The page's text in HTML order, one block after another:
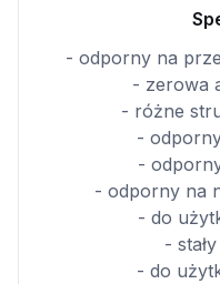
- odporny na
- zerowa
- różne
-
-
- odporny na
- do
-
- do